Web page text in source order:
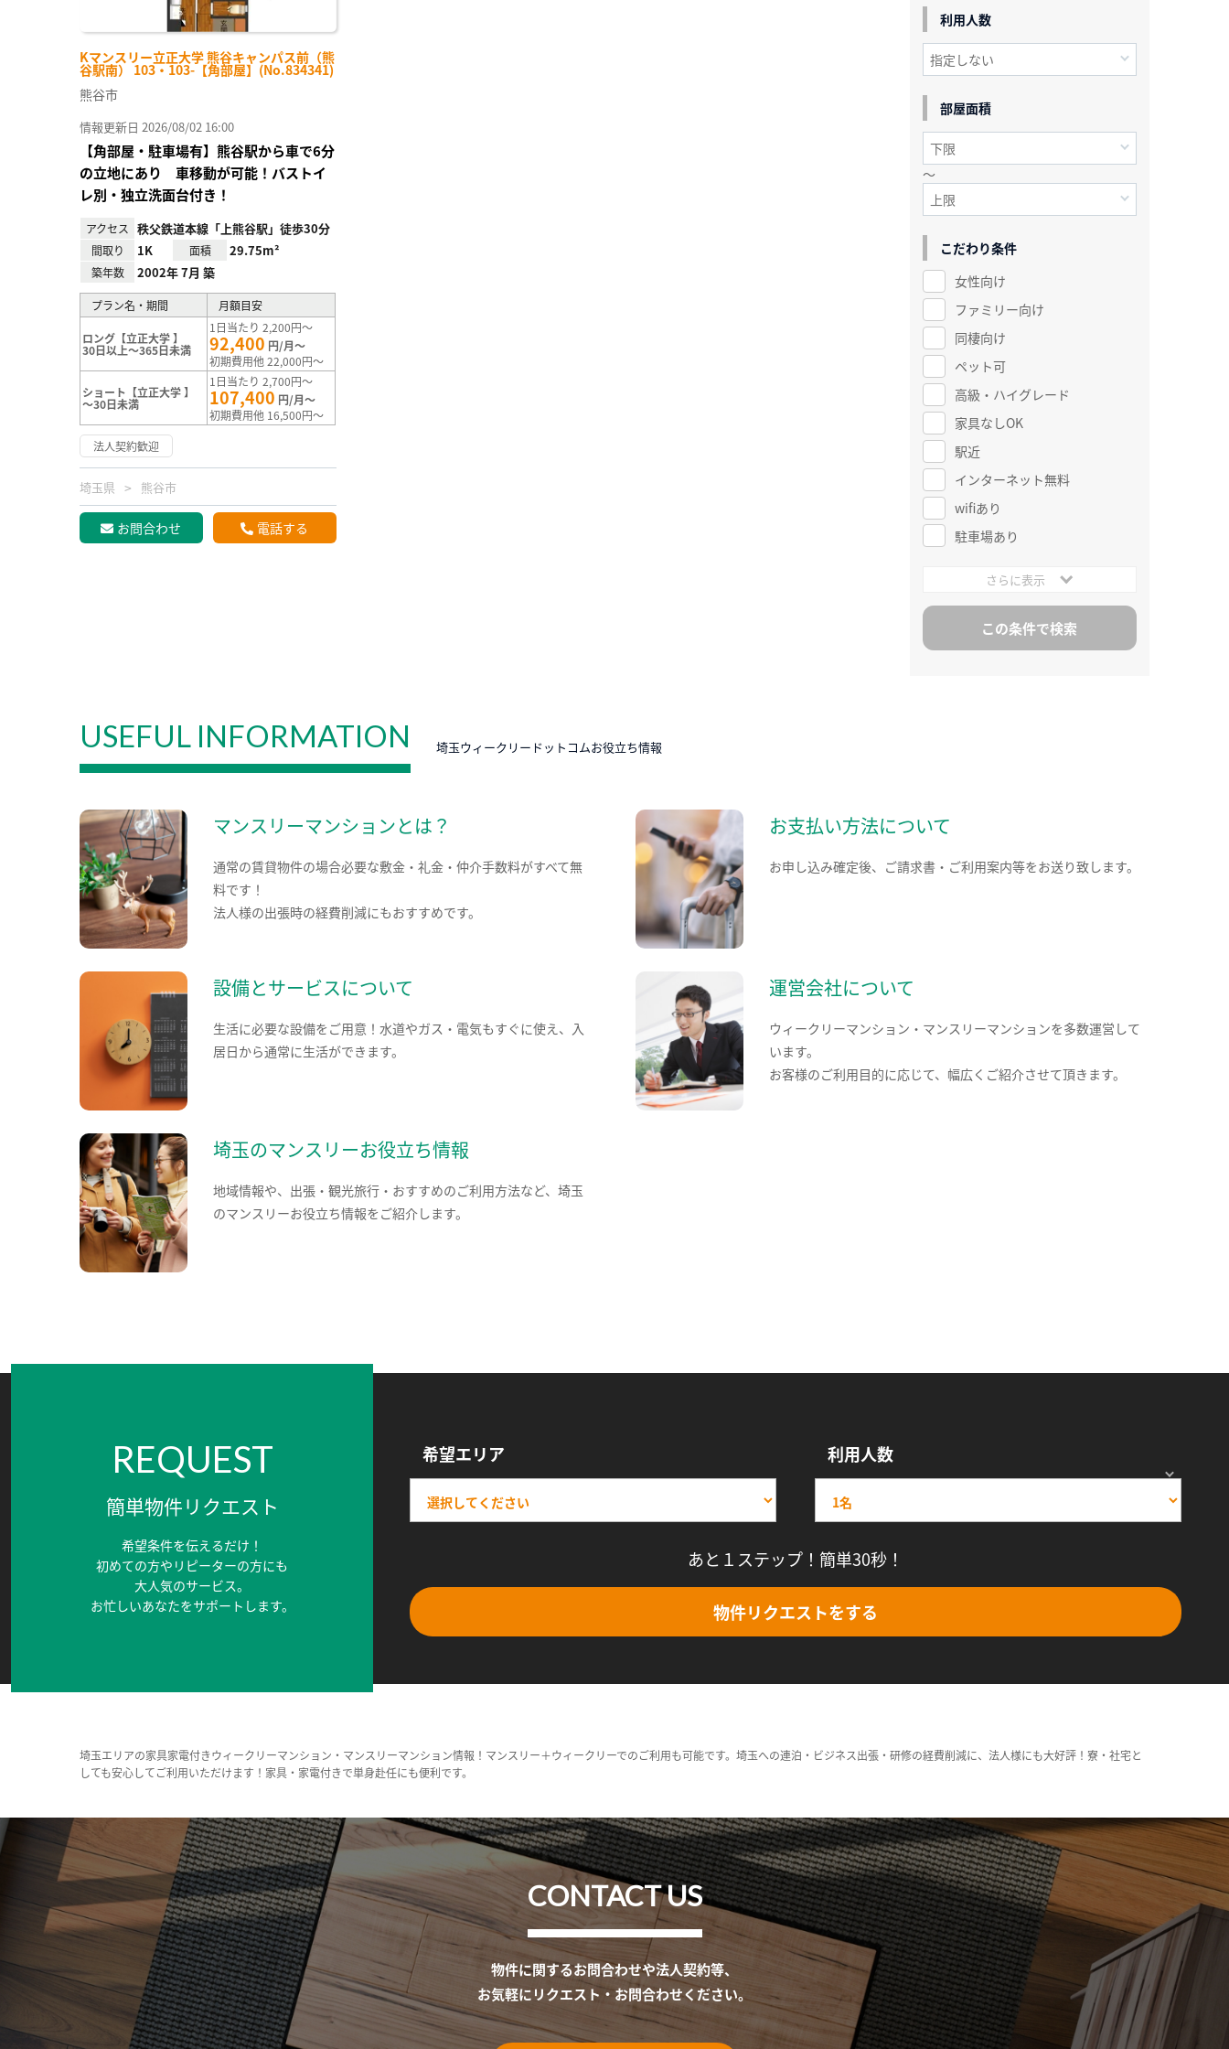
Kマンスリー立正大学 熊谷キャンパス前（熊
谷駅南） 103・103-【角部屋】(No.834341)
熊谷市
情報更新日 2026/08/02 16:00
【角部屋・駐車場有】熊谷駅から車で6分
の立地にあり 車移動が可能！バストイ
レ別・独立洗面台付き！
アクセス 秩父鉄道本線「上熊谷駅」徒歩30分
間取り 1K 面積 29.75m²
築年数 2002年 7月 築
プラン名・期間 月額目安
ロング【立正大学 】
30日以上～365日未満
1日当たり 2,200円～
92,400 円/月～
初期費用他 22,000円～
ショート【立正大学 】
～30日未満
1日当たり 2,700円～
107,400 円/月～
初期費用他 16,500円～
法人契約歓迎
埼玉県 熊谷市
お問合わせ 電話する
利用人数
部屋面積
～
こだわり条件
女性向け
ファミリー向け
同棲向け
ペット可
高級・ハイグレード
家具なしOK
駅近
インターネット無料
wifiあり
駐車場あり
さらに表示
USEFUL INFORMATION 埼玉ウィークリードットコムお役立ち情報
マンスリーマンションとは？
通常の賃貸物件の場合必要な敷金・礼金・仲介手数料がすべて無
料です！
法人様の出張時の経費削減にもおすすめです。
お支払い方法について
お申し込み確定後、ご請求書・ご利用案内等をお送り致します。
設備とサービスについて
生活に必要な設備をご用意！水道やガス・電気もすぐに使え、入
居日から通常に生活ができます。
運営会社について
ウィークリーマンション・マンスリーマンションを多数運営して
います。
お客様のご利用目的に応じて、幅広くご紹介させて頂きます。
埼玉のマンスリーお役立ち情報
地域情報や、出張・観光旅行・おすすめのご利用方法など、埼玉
のマンスリーお役立ち情報をご紹介します。
REQUEST
簡単物件リクエスト
希望条件を伝えるだけ！
初めての方やリピーターの方にも
大人気のサービス。
お忙しいあなたをサポートします。
希望エリア 利用人数
あと１ステップ！簡単30秒！
物件リクエストをする
埼玉エリアの家具家電付きウィークリーマンション・マンスリーマンション情報！マンスリー＋ウィークリーでのご利用も可能です。埼玉への連泊・ビジネス出張・研修の経費削減に、法人様にも大好評！寮・社宅と
しても安心してご利用いただけます！家具・家電付きで単身赴任にも便利です。
CONTACT US
物件に関するお問合わせや法人契約等、
お気軽にリクエスト・お問合わせください。